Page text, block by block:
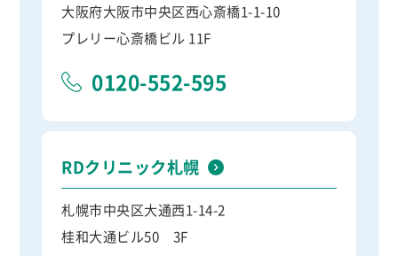
大阪府大阪市中央区西心斎橋1-1-10
プレリー心斎橋ビル 11F
0120-552-595
RDクリニック札幌
札幌市中央区大通西1-14-2
桂和大通ビル50 3F